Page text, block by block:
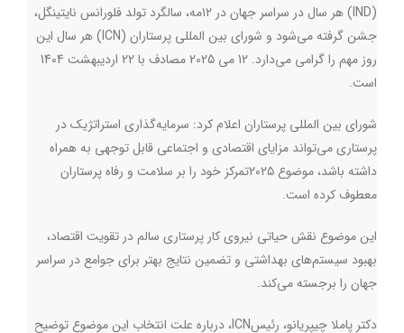
(
IND
) هر سال در سراسر جهان در ۱۲مه، سالگرد تولد فلورانس نایتینگل،
جشن گرفته می‌شود و شورای بین المللی پرستاران (ICN) هر سال این
روز مهم را گرامی می‌دارد. 12 می 2025 مصادف با 22 اردیبهشت 1404
است.
شورای بین المللی پرستاران اعلام کرد: سرمایه‌گذاری استراتژیک در
پرستاری می‌تواند مزایای اقتصادی و اجتماعی قابل توجهی به همراه
داشته باشد، موضوع ۲۰۲۵تمرکز خود را بر سلامت و رفاه پرستاران
معطوف کرده است.
این موضوع نقش حیاتی نیروی کار پرستاری سالم در تقویت اقتصاد،
بهبود سیستم‌های بهداشتی و تضمین نتایج بهتر برای جوامع در سراسر
جهان را برجسته می‌کند.
دکتر پاملا چیپریانو، رئیسICN، درباره علت انتخاب این موضوع توضیح